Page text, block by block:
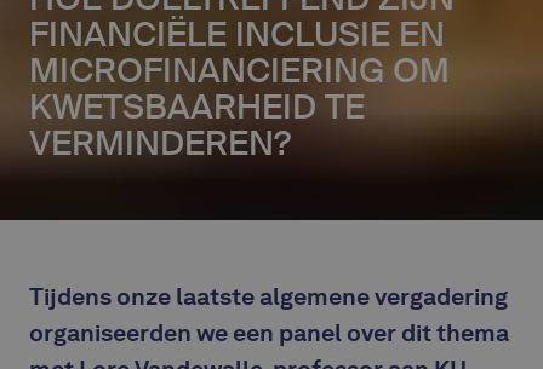
FINANCIËLE INCLUSIE EN
MICROFINANCIERING OM
KWETSBAARHEID TE
VERMINDEREN?
Tijdens onze laatste algemene vergadering
organiseerden we een panel over dit thema